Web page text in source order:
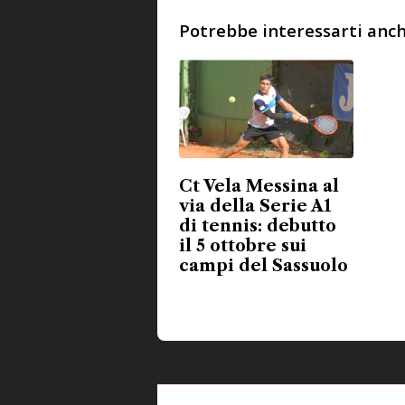
Potrebbe interessarti
Ct Vela Messina al
via della Serie A1
di tennis: debutto
il 5 ottobre sui
campi del Sassuolo